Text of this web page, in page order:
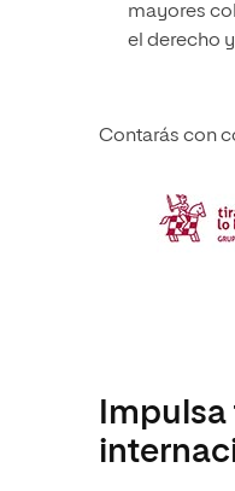
mayores
el derecho
Contarás con